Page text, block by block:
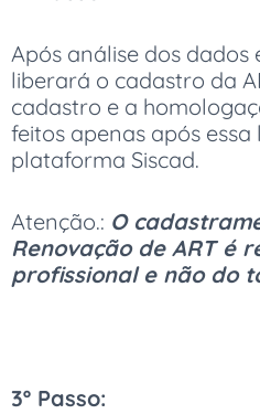
Após análise dos dados
liberará o cadastro da
cadastro e a
feitos apenas após
plataforma Siscad.
Atenção.: O
Renovação de ART é
profissional e não do
3º Passo: